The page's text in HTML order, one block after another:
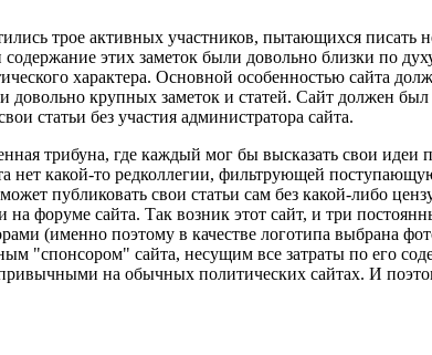
трое активных участников, пытающихся писать
этих заметок были довольно близки по
характера. Основной особенностью сайта
крупных заметок и статей. Сайт должен был
статьи без участия администратора сайта.
трибуна, где каждый мог бы высказать свои
какой-то редколлегии, фильтрующей
публиковать свои статьи сам без какой-либо
форуме сайта. Так возник этот сайт, и три
(именно поэтому в качестве логотипа выбрана
"спонсором" сайта, несущим все затраты по его
на обычных политических сайтах. И